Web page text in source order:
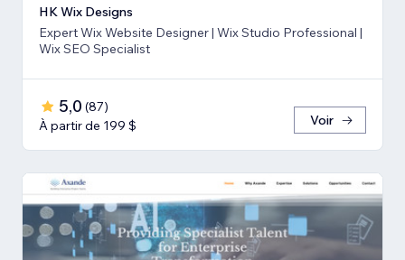
HK Wix Designs
Expert Wix Website Designer | Wix Studio Professional |
Wix SEO Specialist
5,0 (87)
À partir de 199 $
Voir